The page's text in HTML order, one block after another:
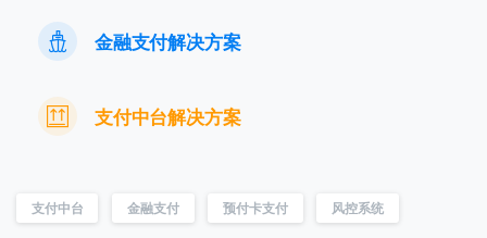
金融支付解决方案
支付中台解决方案
支付中台 金融支付 预付卡支付 风控系统
联系我们
+86